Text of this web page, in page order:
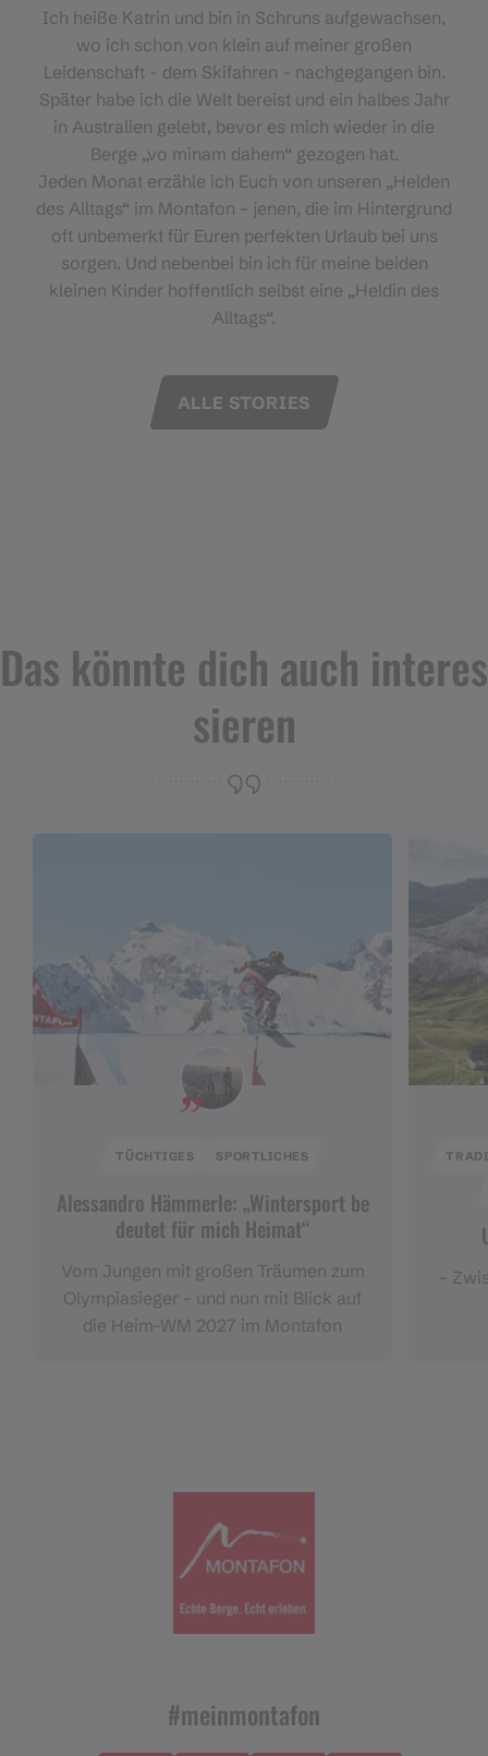
Ich heiße Katrin und bin in Schruns aufgewachsen,
wo ich schon von klein auf meiner großen
Leidenschaft - dem Skifahren - nachgegangen bin.
Später habe ich die Welt bereist und ein halbes Jahr
in Australien gelebt, bevor es mich wieder in die
Berge „vo minam dahem“ gezogen hat.
Jeden Monat erzähle ich Euch von unseren „Helden
des Alltags“ im Montafon – jenen, die im Hintergrund
oft unbemerkt für Euren perfekten Urlaub bei uns
sorgen. Und nebenbei bin ich für meine beiden
kleinen Kinder hoffentlich selbst eine „Heldin des
Alltags“.
ALLE STORIES
Das könnte dich auch interes
sieren
TÜCHTIGES SPORTLICHES
Alessandro Hämmerle: „Wintersport be
deutet für mich Heimat“
Vom Jungen mit großen Träumen zum
Olympiasieger – und nun mit Blick auf
die Heim-WM 2027 im Montafon
–
#meinmontafon